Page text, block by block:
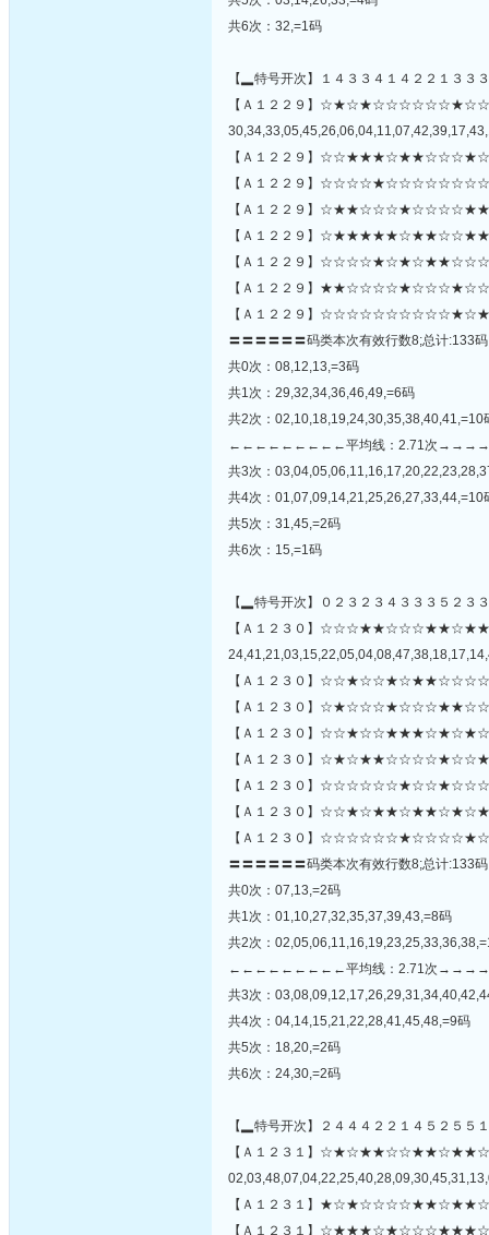
共6次：32,=1码
【▂特号开次】１４３３４１４２２１３３
【Ａ１２２９】
【Ａ１２２９】
【Ａ１２２９】
【Ａ１２２９】
【Ａ１２２９】
【Ａ１２２９】
【Ａ１２２９】
【Ａ１２２９】
〓〓〓〓〓〓码类本次有效行数8;总计:133
共0次：08,12,13,=3码
共1次：29,32,34,36,46,49,=6码
共2次：02,10,18,19,24,30,35,38,40,41,=10
←←←←←←←←←平均线：2.71次
共3次：
共4次：01,07,09,14,21,25,26,27,33,44,=10
共5次：31,45,=2码
共6次：15,=1码
【▂特号开次】０２３２３４３３３５２３
【Ａ１２３０】
【Ａ１２３０】
【Ａ１２３０】
【Ａ１２３０】
【Ａ１２３０】
【Ａ１２３０】
【Ａ１２３０】
【Ａ１２３０】
〓〓〓〓〓〓码类本次有效行数8;总计:133
共0次：07,13,=2码
共1次：01,10,27,32,35,37,39,43,=8码
共2次：
←←←←←←←←←平均线：2.71次
共3次：
共4次：04,14,15,21,22,28,41,45,48,=9码
共5次：18,20,=2码
共6次：24,30,=2码
【▂特号开次】２４４４２２１４５２５５
【Ａ１２３１】
【Ａ１２３１】
【Ａ１２３１】